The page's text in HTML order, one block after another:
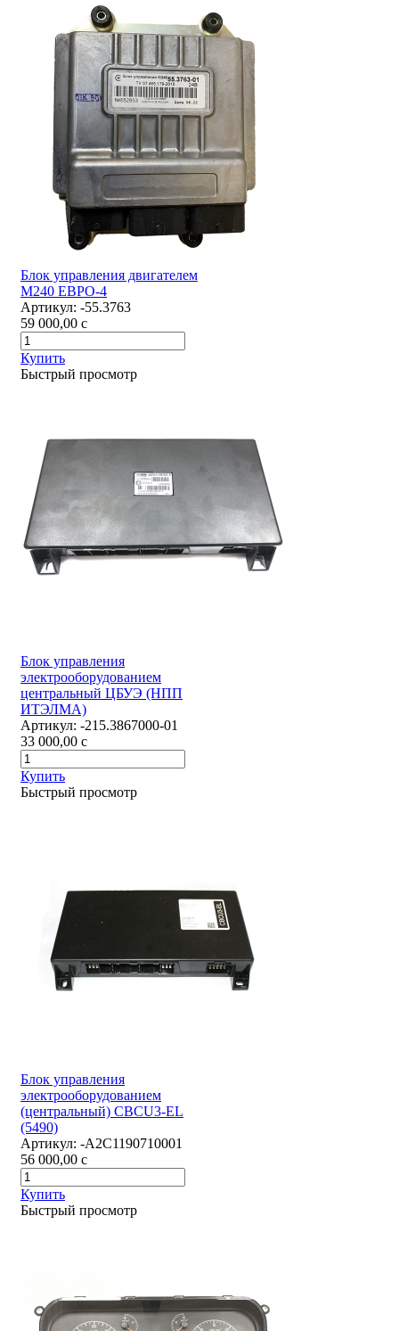
Блок управления двигателем
М240 ЕВРО-4
Артикул: -55.3763
59 000,00 c
Купить
Быстрый просмотр
Блок управления
электрооборудованием
центральный ЦБУЭ (НПП
ИТЭЛМА)
Артикул: -215.3867000-01
33 000,00 c
Купить
Быстрый просмотр
Блок управления
электрооборудованием
(центральный) CBCU3-EL
(5490)
Артикул: -А2С1190710001
56 000,00 c
Купить
Быстрый просмотр